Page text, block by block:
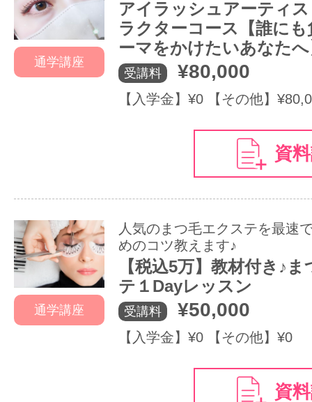
通学講座
アイラッシュアーティ
ラクターコース【誰に
ーマをかけたいあなた
受講料 ¥80,000
【入学金】¥0 【その他】
資
通学講座
人気のまつ毛エクステを最速
めのコツ教えます♪
【税込5万】教材付き♪
テ１Dayレッスン
受講料 ¥50,000
【入学金】¥0 【その他】¥0
資